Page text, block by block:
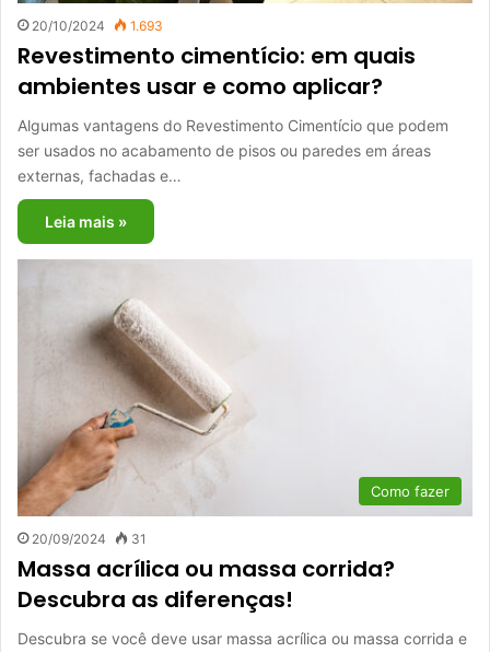
20/10/2024 1.693
Revestimento cimentício: em quais
ambientes usar e como aplicar?
Algumas vantagens do Revestimento Cimentício que podem
ser usados no acabamento de pisos ou paredes em áreas
externas, fachadas e…
Leia mais »
Como fazer
20/09/2024 31
Massa acrílica ou massa corrida?
Descubra as diferenças!
Descubra se você deve usar massa acrílica ou massa corrida e